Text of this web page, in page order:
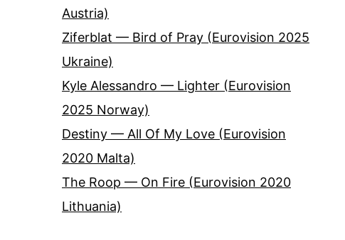
Austria)
Ziferblat — Bird of Pray (Eurovision 2025
Ukraine)
Kyle Alessandro — Lighter (Eurovision
2025 Norway)
Destiny — All Of My Love (Eurovision
2020 Malta)
The Roop — On Fire (Eurovision 2020
Lithuania)